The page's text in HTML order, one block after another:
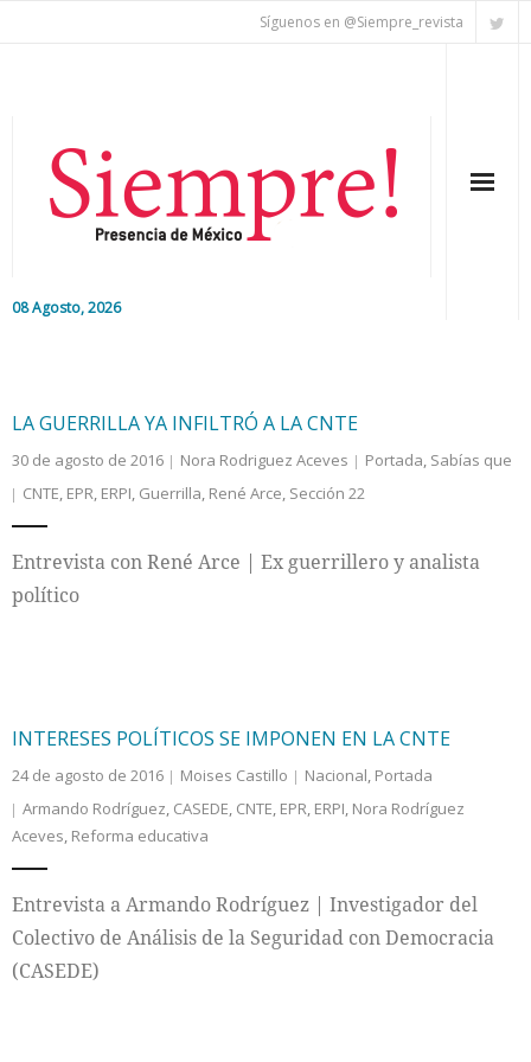
Síguenos en @Siempre_revista
08 Agosto, 2026
Nacional
Internacional
LA GUERRILLA YA INFILTRÓ A LA CNTE
30 de agosto de 2016 Nora Rodriguez Aceves Portada, Sabías que
CNTE, EPR, ERPI, Guerrilla, René Arce, Sección 22
Entrevista con René Arce | Ex guerrillero y analista
político
INTERESES POLÍTICOS SE IMPONEN EN LA CNTE
24 de agosto de 2016 Moises Castillo Nacional, Portada
Armando Rodríguez, CASEDE, CNTE, EPR, ERPI, Nora Rodríguez
Aceves, Reforma educativa
Entrevista a Armando Rodríguez | Investigador del
Colectivo de Análisis de la Seguridad con Democracia
(CASEDE)